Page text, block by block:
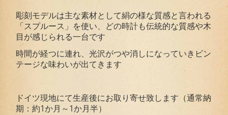
彫刻モデルは主な素材として絹の様な質感と言われる
「スプルース」を使い、どの時計も伝統的な質感や木
目が感じられる一台です
時間が経つに連れ、光沢がつや消しになっていきビン
テージな味わいが出てきます
ドイツ現地にて生産後にお取り寄せ致します（通常納
期：約1か月～1か月半）